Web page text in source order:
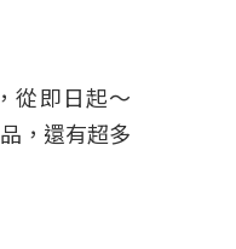
從即日起～
，還有超多